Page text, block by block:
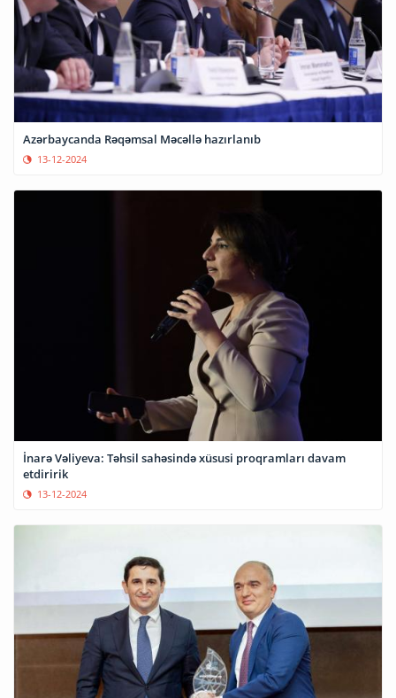
Azərbaycanda Rəqəmsal Məcəllə hazırlanıb
13-12-2024
İnarə Vəliyeva: Təhsil sahəsində xüsusi proqramları davam
etdiririk
13-12-2024